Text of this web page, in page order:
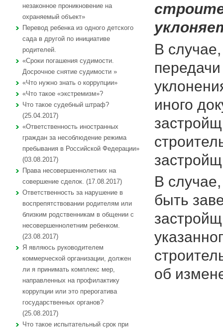
незаконное проникновение на
охраняемый объект»
Перевод ребенка из одного детского
сада в другой по инициативе
родителей.
«Сроки погашения судимости.
Досрочное снятие судимости »
«Что нужно знать о коррупции»
«Что такое «экстремизм»?
Что такое судебный штраф?
(25.04.2017)
«Ответственность иностранных
граждан за несоблюдение режима
пребывания в Российской Федерации»
(03.08.2017)
Права несовершеннолетних на
совершение сделок. (17.08.2017)
Ответственность за нарушение в
воспрепятствовании родителям или
близким родственникам в общении с
несовершеннолетним ребенком.
(23.08.2017)
Я являюсь руководителем
коммерческой организации, должен
ли я принимать комплекс мер,
направленных на профилактику
коррупции или это прерогатива
государственных органов?
(25.08.2017)
Что такое испытательный срок при
В
иного
В
быть
об